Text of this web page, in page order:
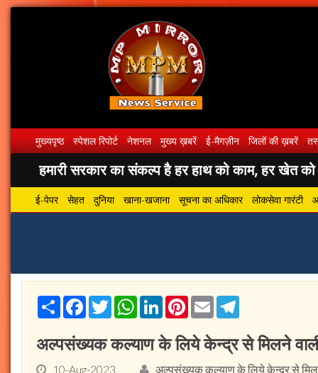
मुख्यपृष्ठ स्पेशल रिपोर्ट नेशनल मुख्य ख़बरें ई-मैगज़ीन जिलों की ख़बरें
हमारी सरकार का संकल्प है हर हाथ को काम, हर खेत को
ई-पेपर सेहत दुनिया खाना-खजाना सूचना का अधिकार लोकसेवा गारंटी
ShareFacebook
TwitterWhatsApp
LinkedInPinterest
Email
अल्पसंख्यक कल्याण के लिये केन्द्र से मिलने
10-Aug-2023 अल्पसंख्यक कल्याण के लिये केन्द्र से मिलने